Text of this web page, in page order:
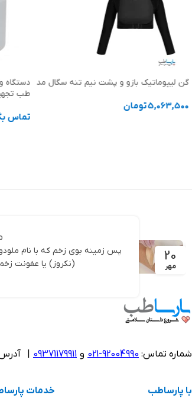
گن لیپوماتیک بازو و پشت نیم تنه سگال مد
5,063,500تومان
طب
تماس
20
مهر
پس زمینه بوی زخم که با نام
(نکروز) یا عفونت
شماره تماس: 92004990-021 و 09371179911
با پارساطب خدمات